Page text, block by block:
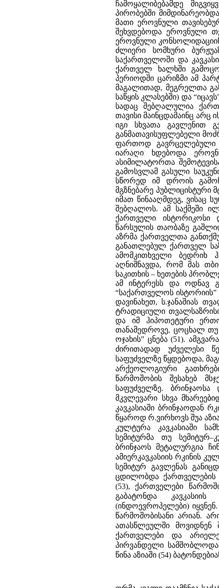
ძირითადად უძველესი
საფუძველზე წყდებოდა,
არქეოლოგიური
წარმოშობის შესახებ
საფუძველზე. ბრინჯაოსა
მკვლევარი სხვა
კავკასიაში ბრინჯაოდან
წყაროდ რ.ვირხოვს შუა
კულტურა კავკასიაში
სემიტურმა თუ
ბრინჯაოს მეტალურგია
ამიერკავკასიის რკინის
სემიტურ გავლენას
ცდილობდა ქართველების
(53), ქართველები
გაბატონდა
(ინდოევროპელები)
წარმოშობისანი არიან.
ათასწლეულში მოვიდნენ
ქართველები და
პირვანდელი
წინა აზიაში (54)